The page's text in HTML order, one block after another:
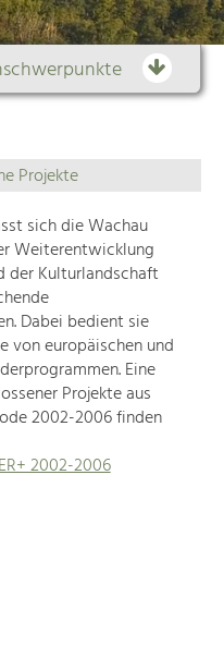
Projekte
sich die Wachau
Weiterentwicklung
der Kulturlandschaft
Dabei bedient sie
von europäischen und
Eine
Projekte aus
2002-2006 finden
2002-2006